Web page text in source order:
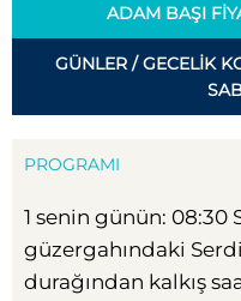
ADAM BAŞI
GÜNLER / GECELIK
PROGRAMI
1 senin günün:
güzergahındaki
durağından kalkış